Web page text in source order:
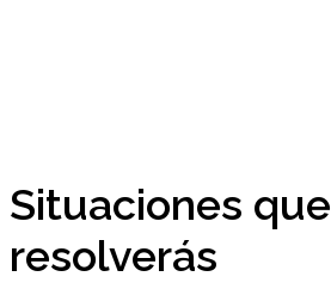
Situaciones que
resolverás